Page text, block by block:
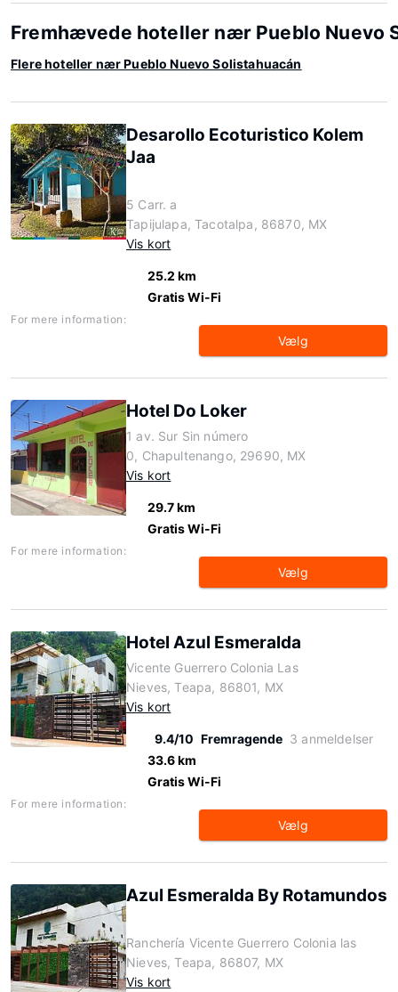
Fremhævede hoteller nær Pueblo Nuevo
Flere hoteller nær Pueblo Nuevo Solistahuacán
Desarollo Ecoturistico Kolem
Jaa
5 Carr. a
Tapijulapa, Tacotalpa, 86870, MX
Vis kort
25.2 km
Gratis Wi-Fi
For mere information:
Vælg
Hotel Do Loker
1 av. Sur Sin número
0, Chapultenango, 29690, MX
Vis kort
29.7 km
Gratis Wi-Fi
For mere information:
Vælg
Hotel Azul Esmeralda
Vicente Guerrero Colonia Las
Nieves, Teapa, 86801, MX
Vis kort
9.4/10 Fremragende 3 anmeldelser
33.6 km
Gratis Wi-Fi
For mere information:
Vælg
Azul Esmeralda By Rotamundos
Ranchería Vicente Guerrero Colonia las
Nieves, Teapa, 86807, MX
Vis kort